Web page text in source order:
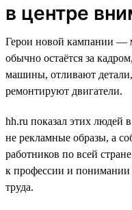
в центре
Герои новой кампании —
обычно остаётся за
машины, отливают
ремонтируют двигатели.
hh.ru показал этих людей
не рекламные образы, а
работников по всей
к профессии и понимании
труда.